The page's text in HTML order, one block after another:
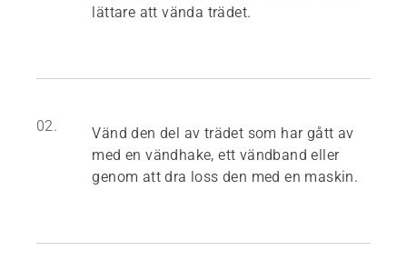
lättare att vända trädet.
02.
Vänd den del av trädet som har gått av
med en vändhake, ett vändband eller
genom att dra loss den med en maskin.